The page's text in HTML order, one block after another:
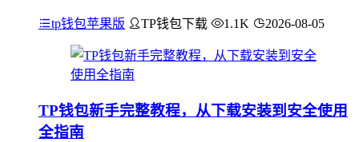
tp钱包苹果版 TP钱包下载 1.1K 2026-08-05
TP钱包新手完整教程，从下载安装到安全使用
全指南